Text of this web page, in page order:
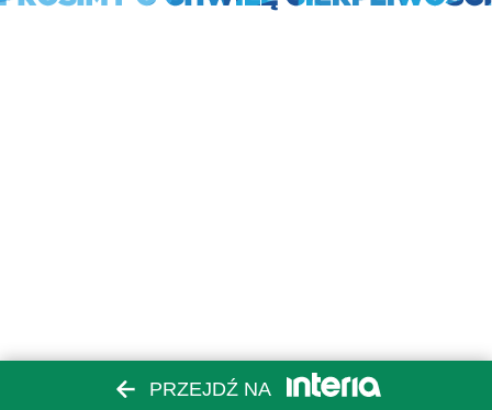
PRZEJDŹ NA